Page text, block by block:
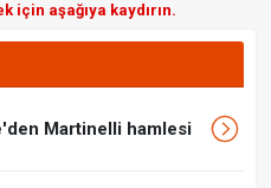
için aşağıya kaydırın.
Martinelli hamlesi